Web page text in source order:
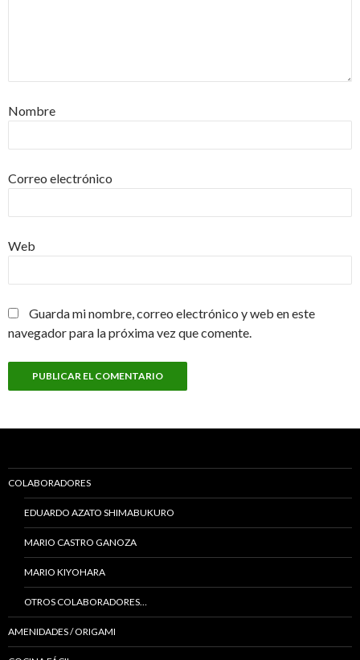
Nombre
Correo electrónico
Web
Guarda mi nombre, correo electrónico y web en este
navegador para la próxima vez que comente.
COLABORADORES
EDUARDO AZATO SHIMABUKURO
MARIO CASTRO GANOZA
MARIO KIYOHARA
OTROS COLABORADORES…
AMENIDADES / ORIGAMI